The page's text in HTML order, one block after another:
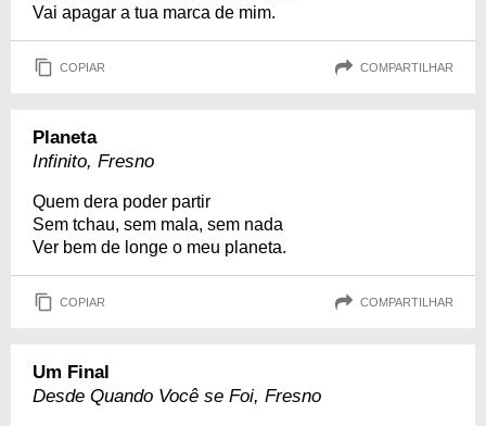
Vai apagar a tua marca de mim.
COPIAR COMPARTILHAR
Planeta
Infinito, Fresno
Quem dera poder partir
Sem tchau, sem mala, sem nada
Ver bem de longe o meu planeta.
COPIAR COMPARTILHAR
Um Final
Desde Quando Você se Foi, Fresno